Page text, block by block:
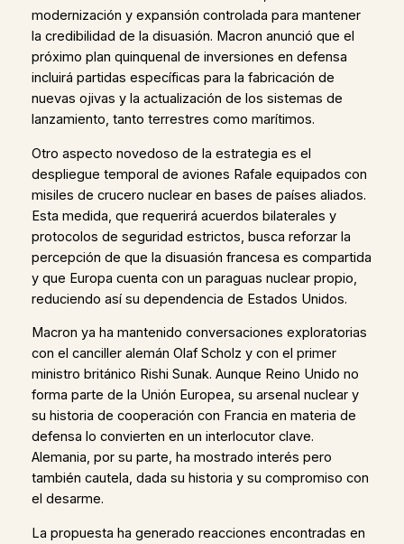
modernización y expansión controlada para mantener
la credibilidad de la disuasión. Macron anunció que el
próximo plan quinquenal de inversiones en defensa
incluirá partidas específicas para la fabricación de
nuevas ojivas y la actualización de los sistemas de
lanzamiento, tanto terrestres como marítimos.
Otro aspecto novedoso de la estrategia es el
despliegue temporal de aviones Rafale equipados con
misiles de crucero nuclear en bases de países aliados.
Esta medida, que requerirá acuerdos bilaterales y
protocolos de seguridad estrictos, busca reforzar la
percepción de que la disuasión francesa es compartida
y que Europa cuenta con un paraguas nuclear propio,
reduciendo así su dependencia de Estados Unidos.
Macron ya ha mantenido conversaciones exploratorias
con el canciller alemán Olaf Scholz y con el primer
ministro británico Rishi Sunak. Aunque Reino Unido no
forma parte de la Unión Europea, su arsenal nuclear y
su historia de cooperación con Francia en materia de
defensa lo convierten en un interlocutor clave.
Alemania, por su parte, ha mostrado interés pero
también cautela, dada su historia y su compromiso con
el desarme.
La propuesta ha generado reacciones encontradas en